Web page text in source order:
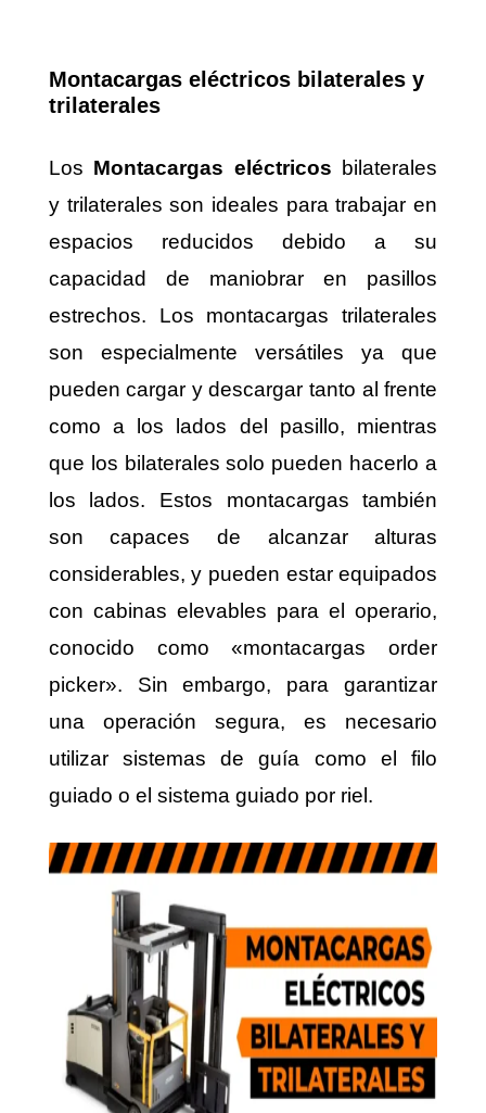
Montacargas eléctricos bilaterales y
trilaterales
Los Montacargas eléctricos bilaterales
y trilaterales son ideales para trabajar en
espacios reducidos debido a su
capacidad de maniobrar en pasillos
estrechos. Los montacargas trilaterales
son especialmente versátiles ya que
pueden cargar y descargar tanto al frente
como a los lados del pasillo, mientras
que los bilaterales solo pueden hacerlo a
los lados. Estos montacargas también
son capaces de alcanzar alturas
considerables, y pueden estar equipados
con cabinas elevables para el operario,
conocido como «montacargas order
picker». Sin embargo, para garantizar
una operación segura, es necesario
utilizar sistemas de guía como el filo
guiado o el sistema guiado por riel.